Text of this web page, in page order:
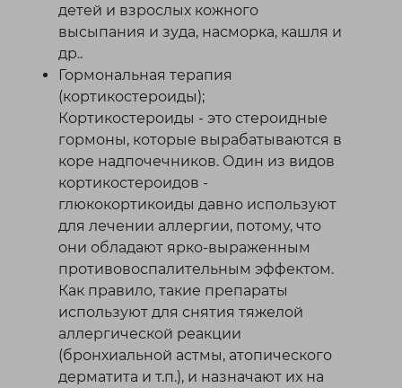
детей и взрослых кожного
высыпания и зуда, насморка, кашля и
др..
Гормональная терапия
(кортикостероиды);
Кортикостероиды - это стероидные
гормоны, которые вырабатываются в
коре надпочечников. Один из видов
кортикостероидов -
глюкокортикоиды давно используют
для лечении аллергии, потому, что
они обладают ярко-выраженным
противовоспалительным эффектом.
Как правило, такие препараты
используют для снятия тяжелой
аллергической реакции
(бронхиальной астмы, атопического
дерматита и т.п.), и назначают их на